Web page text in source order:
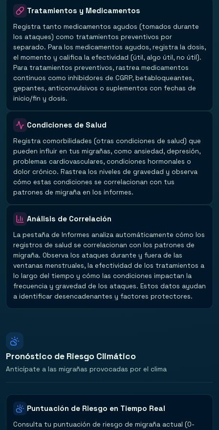
Tratamientos y Medicamentos
Registra tanto medicamentos agudos (tomados durante
los ataques) como tratamientos preventivos por
separado. Para los medicamentos agudos, registra la dosis,
el momento y califica la efectividad (útil, algo útil, no útil).
Para tratamientos preventivos, rastrea medicamentos
continuos como inhibidores de CGRP, betabloqueantes,
gepantes, anticonvulsivos o suplementos con fechas de
inicio/fin y dosis.
Condiciones de Salud
Registra comorbilidades (otras condiciones de salud) que
pueden influir en tus migrañas, como ansiedad, depresión,
problemas cardiovasculares, condiciones hormonales o
dolor crónico. Rastrea los niveles de gravedad y observa
cómo estas condiciones se correlacionan con tus
patrones de migraña en los informes.
Análisis de Correlación
La pestaña de Informes analiza automáticamente cómo los
registros de salud se correlacionan con los patrones de
migraña. Observa los ataques durante y fuera de las
ventanas menstruales, la efectividad de los tratamientos a
lo largo del tiempo y cómo las condiciones impactan la
frecuencia y gravedad de los ataques. Estos datos ayudan
a identificar desencadenantes y factores protectores.
Pronóstico de Riesgo Climático
Anticípate a las migrañas provocadas por el clima
Puntuación de Riesgo en Tiempo Real
Consulta tu puntuación de riesgo de migraña actual (0-